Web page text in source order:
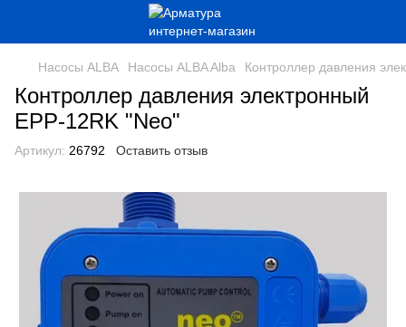
Насосы ALBA Насосы ALBA Alba Контроллер давления
Контроллер давления электронный
EPP-12RK "Neo"
Артикул: 26792 Оставить отзыв